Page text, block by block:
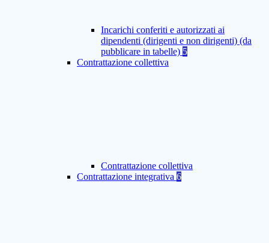
Incarichi conferiti e autorizzati ai
dipendenti (dirigenti e non dirigenti) (da
pubblicare in tabelle) 5
Contrattazione collettiva
Contrattazione collettiva
Contrattazione integrativa 6